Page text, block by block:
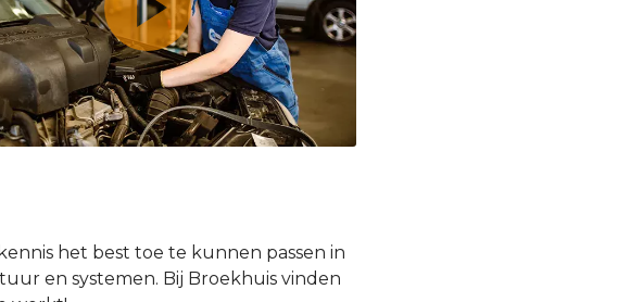
het best toe te kunnen passen in
en systemen. Bij Broekhuis vinden